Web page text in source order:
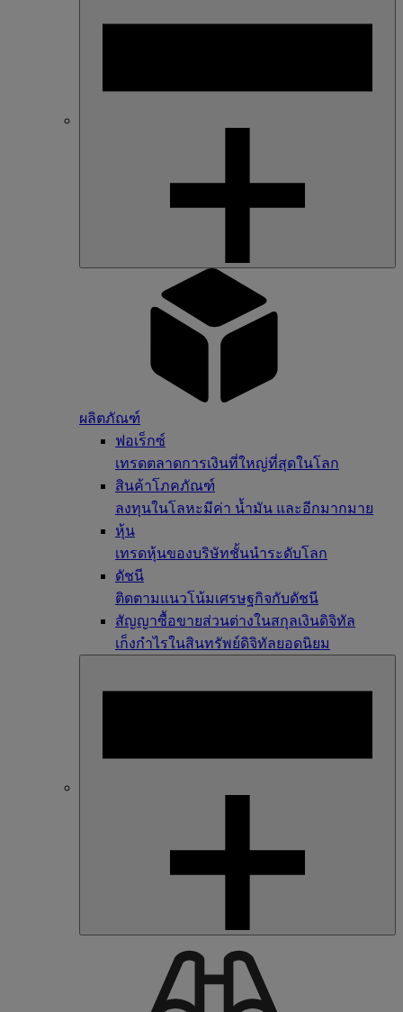
ผลิตภัณฑ์
ฟอเร็กซ์
เทรดตลาดการเงินที่ใหญ่ที่สุดในโลก
สินค้าโภคภัณฑ์
ลงทุนในโลหะมีค่า น้ำมัน และอีกมากมาย
หุ้น
เทรดหุ้นของบริษัทชั้นนำระดับโลก
ดัชนี
ติดตามแนวโน้มเศรษฐกิจกับดัชนี
สัญญาซื้อขายส่วนต่างในสกุลเงินดิจิทัล
เก็งกำไรในสินทรัพย์ดิจิทัลยอดนิยม